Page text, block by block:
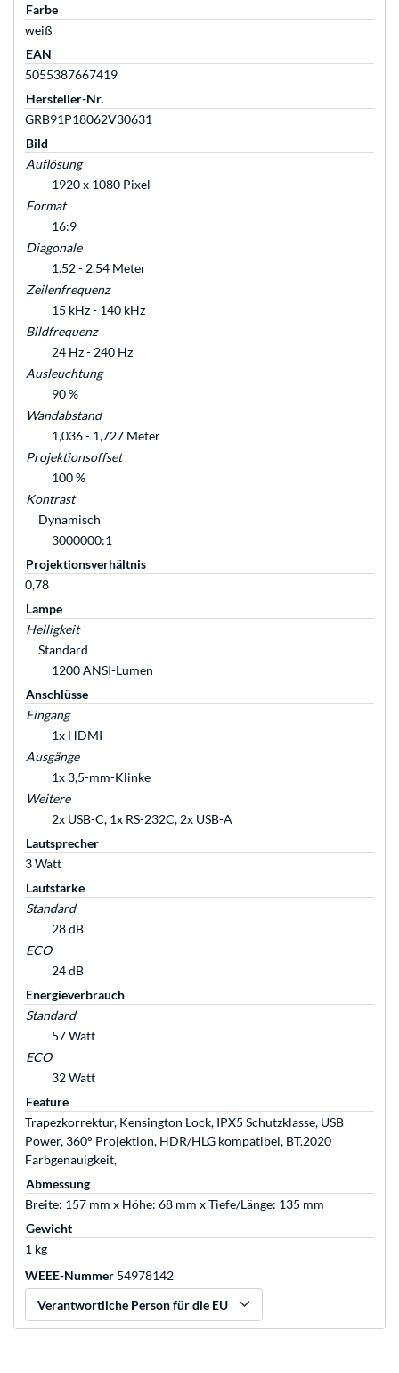
Farbe
weiß
EAN
5055387667419
Hersteller-Nr.
GRB91P18062V30631
Bild
Auflösung
1920 x 1080 Pixel
Format
16:9
Diagonale
1.52 - 2.54 Meter
Zeilenfrequenz
15 kHz - 140 kHz
Bildfrequenz
24 Hz - 240 Hz
Ausleuchtung
90 %
Wandabstand
1,036 - 1,727 Meter
Projektionsoffset
100 %
Kontrast
Dynamisch
3000000:1
Projektionsverhältnis
0,78
Lampe
Helligkeit
Standard
1200 ANSI-Lumen
Anschlüsse
Eingang
1x HDMI
Ausgänge
1x 3,5-mm-Klinke
Weitere
2x USB-C, 1x RS-232C, 2x USB-A
Lautsprecher
3 Watt
Lautstärke
Standard
28 dB
ECO
24 dB
Energieverbrauch
Standard
57 Watt
ECO
32 Watt
Feature
Trapezkorrektur, Kensington Lock, IPX5 Schutzklasse, USB
Power, 360° Projektion, HDR/HLG kompatibel, BT.2020
Farbgenauigkeit,
Abmessung
Breite: 157 mm x Höhe: 68 mm x Tiefe/Länge: 135 mm
Gewicht
1 kg
WEEE-Nummer 54978142
Verantwortliche Person für die EU